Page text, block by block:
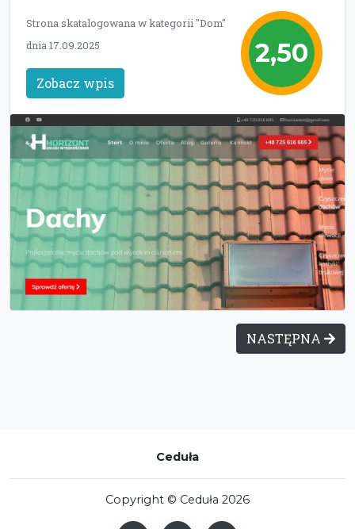
2,50
Strona skatalogowana w kategorii "Dom"
dnia 17.09.2025
Zobacz wpis
NASTĘPNA
Ceduła
Copyright © Ceduła 2026